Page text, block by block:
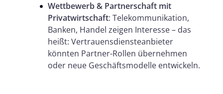
Wettbewerb & Partnerschaft mit
Privatwirtschaft: Telekommunikation,
Banken, Handel zeigen Interesse – das
heißt: Vertrauensdiensteanbieter
könnten Partner-Rollen übernehmen
oder neue Geschäftsmodelle entwickeln.